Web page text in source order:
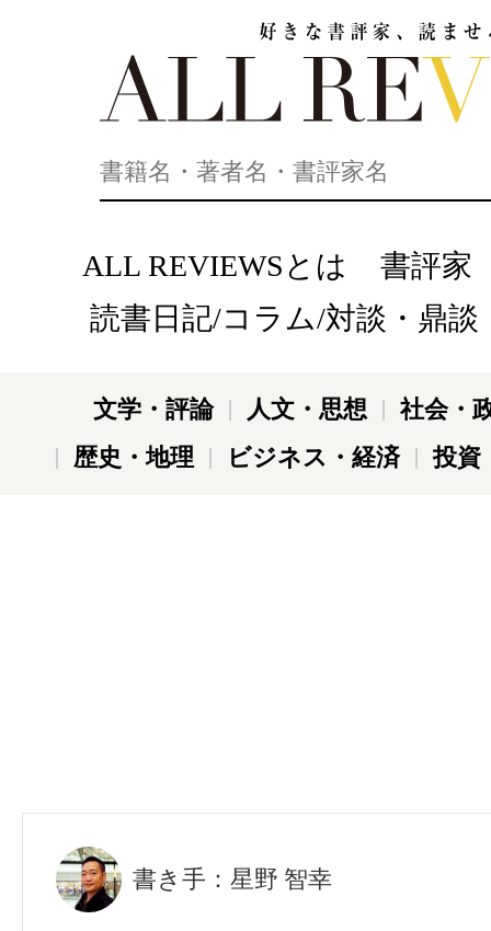
ALL REVIEWSとは
書評家
読書日記/コラム/対談・鼎談
文学・評論 人文・思想
社会・
歴史・地理
ビジネス・経済 投資
書き手：星野 智幸